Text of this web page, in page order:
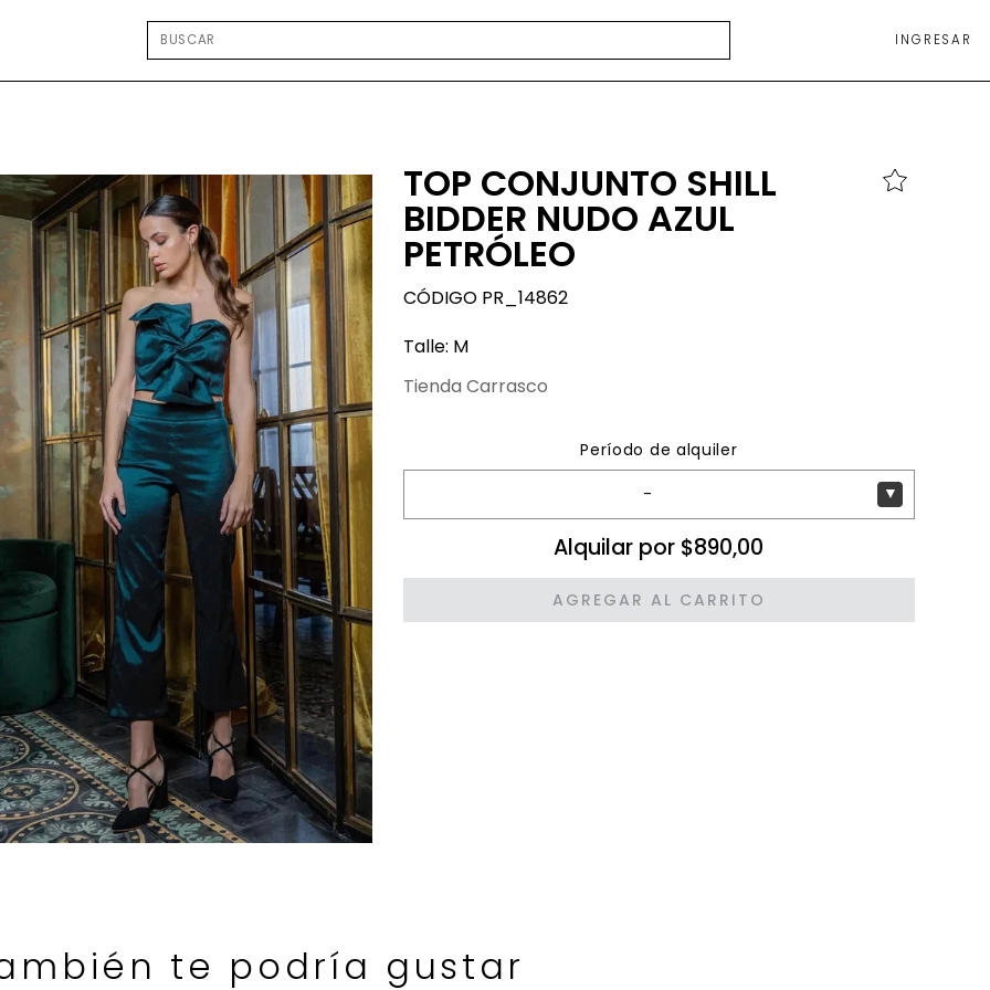
INGRESAR
TOP CONJUNTO SHILL
BIDDER NUDO AZUL
PETRÓLEO
CÓDIGO PR_14862
Talle: M
Tienda Carrasco
Período de alquiler
-
▼
Alquilar por $890,00
AGREGAR AL CARRITO
te podría gustar